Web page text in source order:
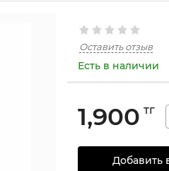
Оставить отзыв
Есть в наличии
1,900 тг
Добавить